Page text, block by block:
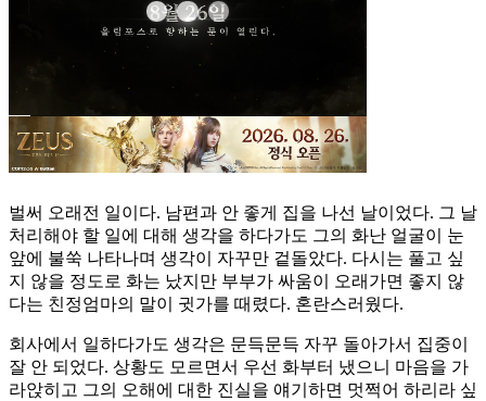
벌써 오래전 일이다. 남편과 안 좋게 집을 나선 날이었다. 그 날
처리해야 할 일에 대해 생각을 하다가도 그의 화난 얼굴이 눈
앞에 불쑥 나타나며 생각이 자꾸만 겉돌았다. 다시는 풀고 싶
지 않을 정도로 화는 났지만 부부가 싸움이 오래가면 좋지 않
다는 친정엄마의 말이 귓가를 때렸다. 혼란스러웠다.
회사에서 일하다가도 생각은 문득문득 자꾸 돌아가서 집중이
잘 안 되었다. 상황도 모르면서 우선 화부터 냈으니 마음을 가
라앉히고 그의 오해에 대한 진실을 얘기하면 멋쩍어 하리라 싶